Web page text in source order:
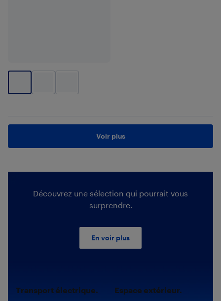
Voir plus
Découvrez une sélection qui pourrait vous
surprendre.
En voir plus
Transport électrique. Espace extérieur.